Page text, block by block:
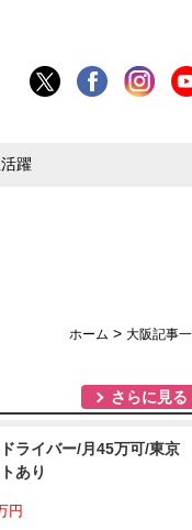
躍
ホーム > 大阪記事
さらに見る
ライバー/月45万可/東京
あり
円